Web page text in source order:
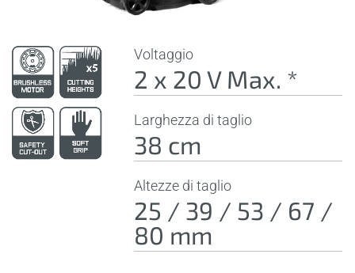
Voltaggio
2 x 20 V Max. *
Larghezza di taglio
38 cm
Altezze di taglio
25 / 39 / 53 / 67 /
80 mm